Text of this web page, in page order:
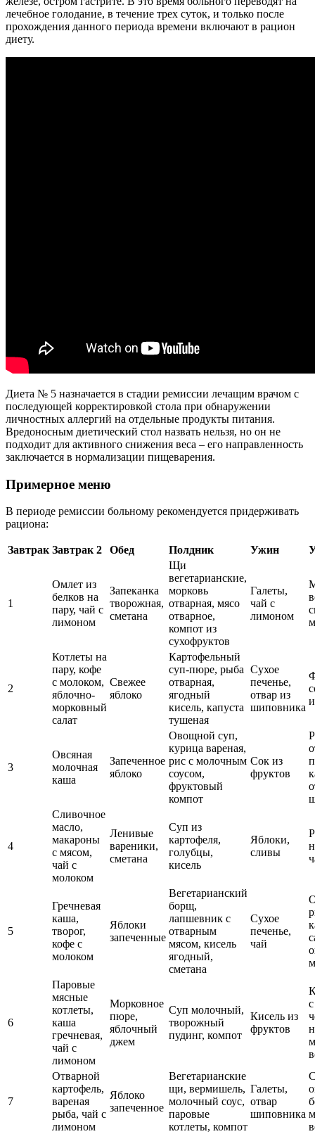
лечебное голодание, в течение трех суток, и только после
прохождения данного периода времени включают в рацион
диету.
Диета № 5 назначается в стадии ремиссии лечащим врачом с
последующей корректировкой стола при обнаружении
личностных аллергий на отдельные продукты питания.
Вредоносным диетический стол назвать нельзя, но он не
подходит для активного снижения веса – его направленность
заключается в нормализации пищеварения.
Примерное меню
В периоде ремиссии больному рекомендуется придерживать
рациона:
Завтрак Завтрак 2 Обед Полдник Ужин
1
Омлет из
белков на
пару, чай с
лимоном
Запеканка
творожная,
сметана
Щи
вегетарианские,
морковь
отварная, мясо
отварное,
компот из
сухофруктов
Галеты,
чай с
лимоном
2
Котлеты на
пару, кофе
с молоком,
яблочно-
морковный
салат
Свежее
яблоко
Картофельный
суп-пюре, рыба
отварная,
ягодный
кисель, капуста
тушеная
Сухое
печенье,
отвар из
шиповника
3
Овсяная
молочная
каша
Запеченное
яблоко
Овощной суп,
курица вареная,
рис с молочным
соусом,
фруктовый
компот
Сок из
фруктов
4
Сливочное
масло,
макароны
с мясом,
чай с
молоком
Ленивые
вареники,
сметана
Суп из
картофеля,
голубцы,
кисель
Яблоки,
сливы
5
Гречневая
каша,
творог,
кофе с
молоком
Яблоки
запеченные
Вегетарианский
борщ,
лапшевник с
отварным
мясом, кисель
ягодный,
сметана
Сухое
печенье,
чай
6
Паровые
мясные
котлеты,
каша
гречневая,
чай с
лимоном
Морковное
пюре,
яблочный
джем
Суп молочный,
творожный
пудинг, компот
Кисель из
фруктов
с
7
Отварной
картофель,
вареная
рыба, чай с
лимоном
Яблоко
запеченное
Вегетарианские
щи, вермишель,
молочный соус,
паровые
котлеты, компот
Галеты,
отвар
шиповника